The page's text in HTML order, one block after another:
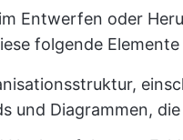
Entwerfen oder
folgende
und Diagrammen,